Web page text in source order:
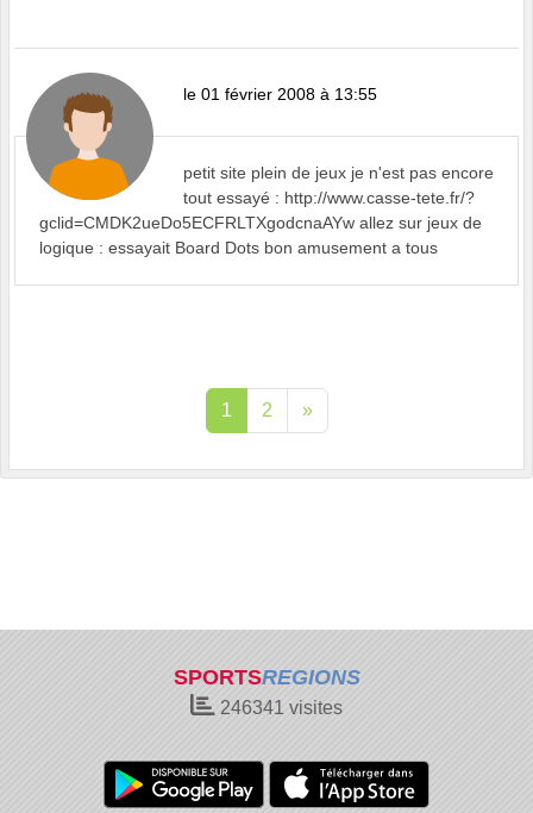
le 01 février 2008 à 13:55
petit site plein de jeux je n'est pas encore
tout essayé : http://www.casse-tete.fr/?
gclid=CMDK2ueDo5ECFRLTXgodcnaAYw allez sur jeux de
logique : essayait Board Dots bon amusement a tous
1 2 »
SPORTSREGIONS
246341 visites